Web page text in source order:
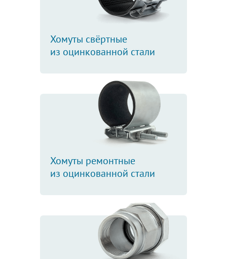
Хомуты свёртные
из оцинкованной стали
Хомуты ремонтные
из оцинкованной стали